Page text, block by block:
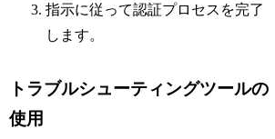
指示に従って認証プロセスを完了
します。
トラブルシューティングツールの
使用